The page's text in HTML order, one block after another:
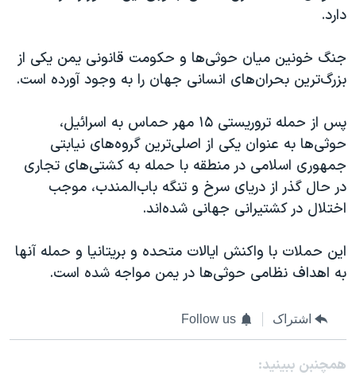
دارد.
جنگ خونین میان حوثی‌ها و حکومت قانونی یمن یکی از
بزرگ‌ترین بحران‌های انسانی جهان را به وجود آورده است.
پس از حمله تروریستی ۱۵ مهر حماس به اسرائیل،
حوثی‌ها به عنوان یکی از اصلی‌ترین گروه‌های نیابتی
جمهوری اسلامی در منطقه با حمله به کشتی‌های تجاری
در حال گذر از دریای سرخ و تنگه باب‌المندب، موجب
اختلال در کشتیرانی جهانی شده‌اند.
این حملات با واکنش ایالات متحده و بریتانیا و حمله آنها
به اهداف نظامی حوثی‌ها در یمن مواجه شده است.
اشتراک Follow us
همچنبن ببینید: